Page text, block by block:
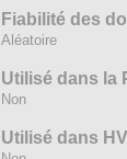
Fiabilité des
Aléatoire
Utilisé dans la
Non
Utilisé dans